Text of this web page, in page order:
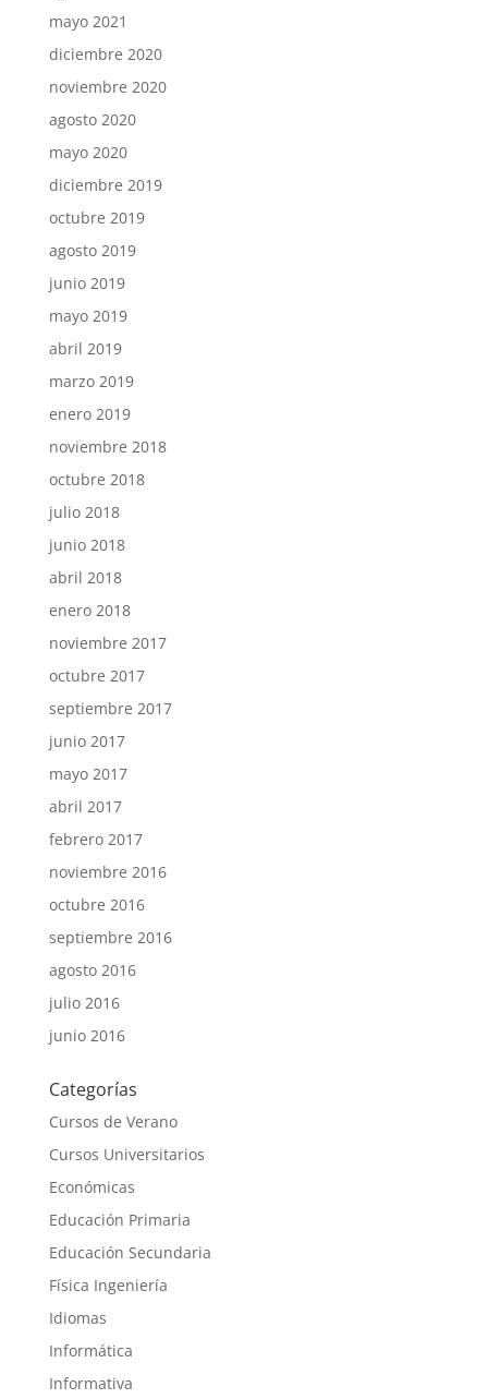
mayo 2021
diciembre 2020
noviembre 2020
agosto 2020
mayo 2020
diciembre 2019
octubre 2019
agosto 2019
junio 2019
mayo 2019
abril 2019
marzo 2019
enero 2019
noviembre 2018
octubre 2018
julio 2018
junio 2018
abril 2018
enero 2018
noviembre 2017
octubre 2017
septiembre 2017
junio 2017
mayo 2017
abril 2017
febrero 2017
noviembre 2016
octubre 2016
septiembre 2016
agosto 2016
julio 2016
junio 2016
Categorías
Cursos de Verano
Cursos Universitarios
Económicas
Educación Primaria
Educación Secundaria
Física Ingeniería
Idiomas
Informática
Informativa